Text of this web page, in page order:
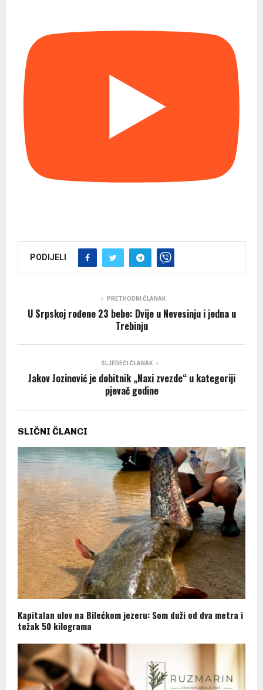
PODIJELI
PRETHODNI ČLANAK
U Srpskoj rođene 23 bebe: Dvije u Nevesinju i jedna u
Trebinju
SLJEDEĆI ČLANAK
Jakov Jozinović je dobitnik „Naxi zvezde“ u kategoriji
pjevač godine
SLIČNI ČLANCI
Kapitalan ulov na Bilećkom jezeru: Som duži od dva metra i
težak 50 kilograma